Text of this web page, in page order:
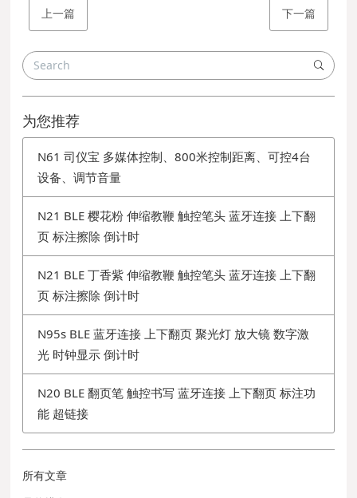
上一篇 下一篇
为您推荐
N61 司仪宝 多媒体控制、800米控制距离、可控4台
设备、调节音量
N21 BLE 樱花粉 伸缩教鞭 触控笔头 蓝牙连接 上下翻
页 标注擦除 倒计时
N21 BLE 丁香紫 伸缩教鞭 触控笔头 蓝牙连接 上下翻
页 标注擦除 倒计时
N95s BLE 蓝牙连接 上下翻页 聚光灯 放大镜 数字激
光 时钟显示 倒计时
N20 BLE 翻页笔 触控书写 蓝牙连接 上下翻页 标注功
能 超链接
所有文章